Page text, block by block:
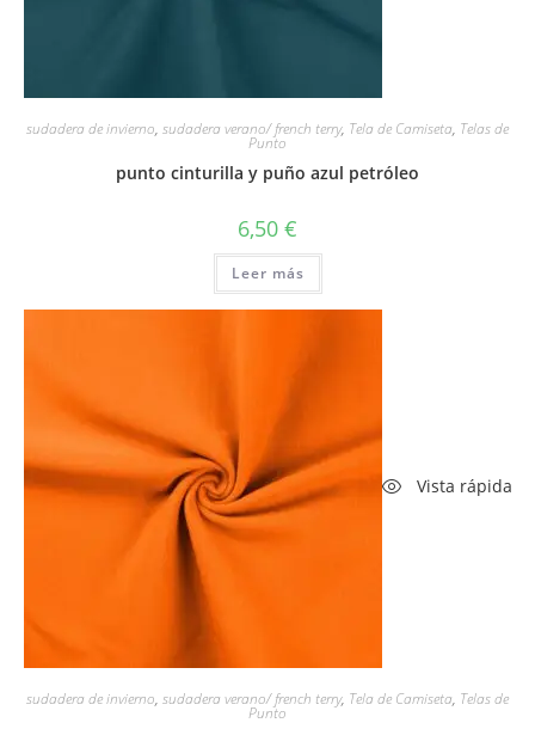
sudadera de invierno, sudadera verano/ french terry, Tela de Camiseta, Telas de
Punto
punto cinturilla y puño azul petróleo
6,50 €
Leer más
Vista rápida
sudadera de invierno, sudadera verano/ french terry, Tela de Camiseta, Telas de
Punto